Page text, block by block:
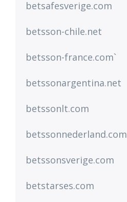
betsafesverige.com
betsson-chile.net
betsson-france.com`
betssonargentina.net
betssonlt.com
betssonnederland.com
betssonsverige.com
betstarses.com